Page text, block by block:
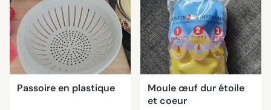
Passoire en plastique
Moule œuf dur étoile
et coeur